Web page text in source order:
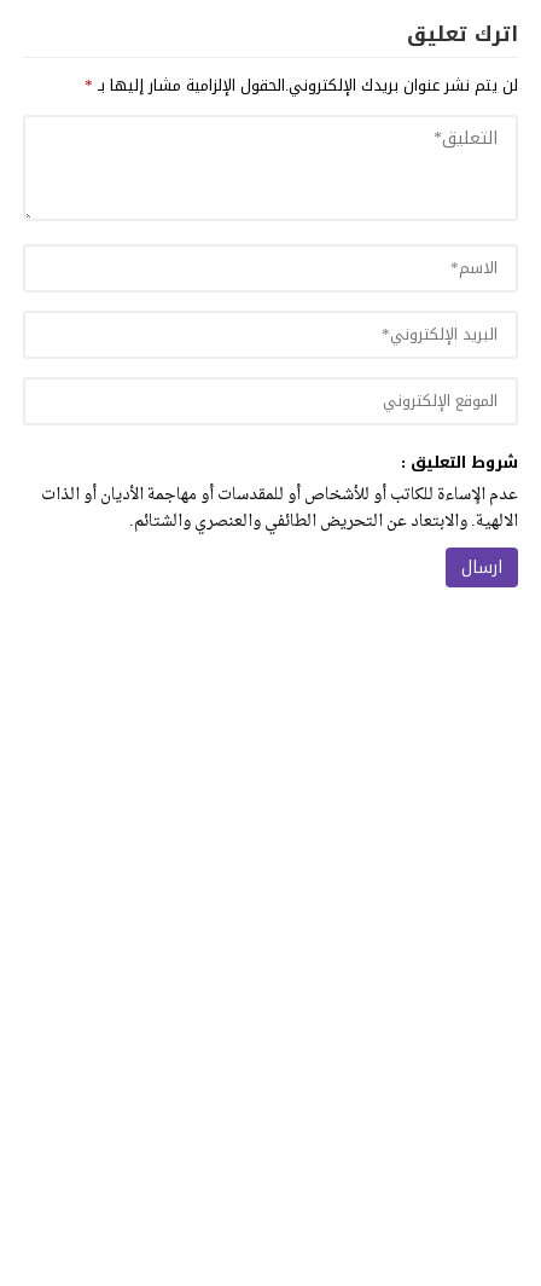
اترك تعليق
لن يتم نشر عنوان بريدك الإلكتروني.الحقول الإلزامية مشار إليها بـ*
شروط التعليق :
عدم الإساءة للكاتب أو للأشخاص أو للمقدسات أو مهاجمة الأديان أو الذات
الالهية. والابتعاد عن التحريض الطائفي والعنصري والشتائم.